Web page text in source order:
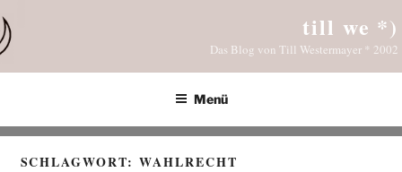
Inhalt
springen
till we *)
Das Blog von Till Westermayer * 2002
Menü
SCHLAGWORT:WAHLRECHT